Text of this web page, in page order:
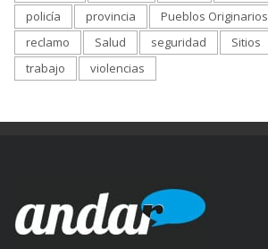
policía
provincia Pueblos Originarios
reclamo
Salud seguridad Sitios
trabajo
violencias